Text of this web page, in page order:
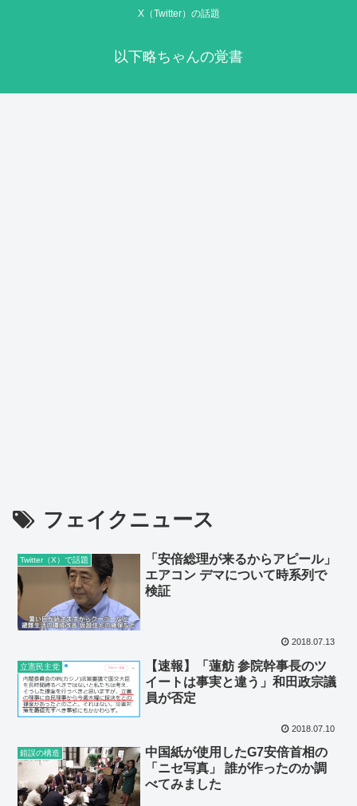
X（Twitter）の話題
以下略ちゃんの覚書
フェイクニュース
Twitter（X）で話題
「安倍総理が来るからアピール」
エアコン デマについて時系列で
検証
2018.07.13
立憲民主党
【速報】「蓮舫 参院幹事長のツ
イートは事実と違う」和田政宗議
員が否定
2018.07.10
錯誤の構造
中国紙が使用したG7安倍首相の
「ニセ写真」 誰が作ったのか調
べてみました